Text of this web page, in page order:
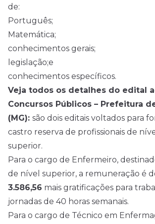
de:
Português;
Matemática;
conhecimentos gerais;
legislação;e
conhecimentos específicos.
Veja todos os detalhes do edital
Concursos Públicos – Prefeitura
(MG): são dois editais voltados para
castro reserva de profissionais de
superior.
Para o cargo de Enfermeiro,
de nível superior, a remuneração é
3.586,56 mais gratificações para
jornadas de 40 horas semanais.
Para o cargo de Técnico em